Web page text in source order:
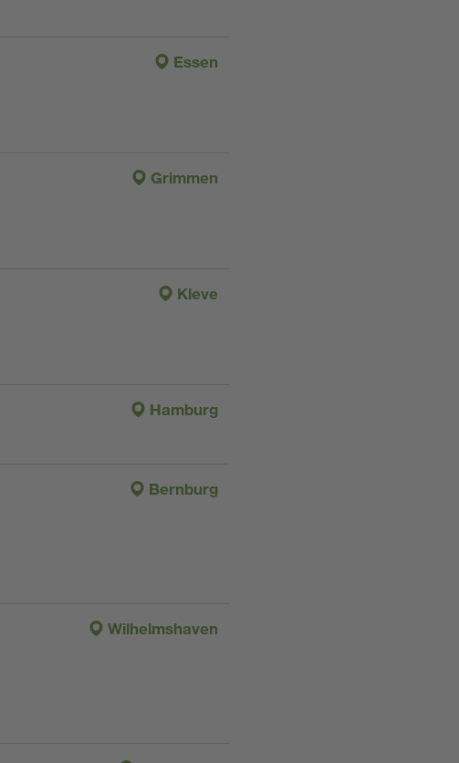
Essen
Grimmen
Kleve
Hamburg
Bernburg
Wilhelmshaven